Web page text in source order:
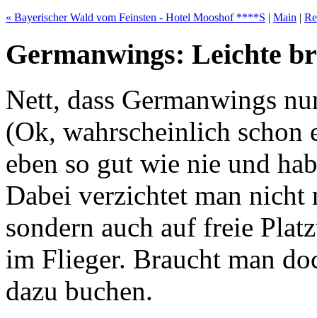
« Bayerischer Wald vom Feinsten - Hotel Mooshof ****S | Main |
Germanwings: Leichte
Nett, dass Germanwings
(Ok, wahrscheinlich schon
eben so gut wie nie und
Dabei verzichtet man nicht
sondern auch auf freie
im Flieger. Braucht man
dazu buchen.